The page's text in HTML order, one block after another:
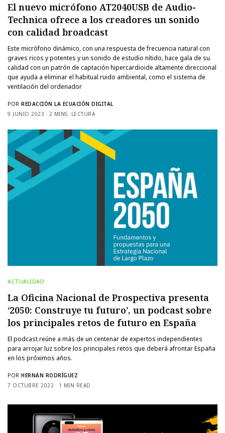
El nuevo micrófono AT2040USB de Audio-
Technica ofrece a los creadores un sonido
con calidad broadcast
Este micrófono dinámico, con una respuesta de frecuencia natural con
graves ricos y potentes y un sonido de estudio nítido, hace gala de su
calidad con un patrón de captación hipercardioide altamente direccional
que ayuda a eliminar el habitual ruido ambiental, como el sistema de
ventilación del ordenador
POR REDACCIÓN LA ECUACIÓN DIGITAL
9 JUNIO 2023
2 MINS. LECTURA
ACTUALIDAD
La Oficina Nacional de Prospectiva presenta
‘2050: Construye tu futuro’, un podcast sobre
los principales retos de futuro en España
El podcast reúne a más de un centenar de expertos independientes
para arrojar luz sobre los principales retos que deberá afrontar España
en los próximos años.
POR HERNÁN RODRÍGUEZ
7 OCTUBRE 2022
1 MIN READ